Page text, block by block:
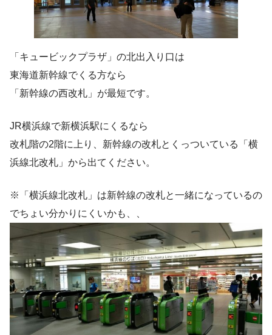
「キュービックプラザ」の北出入り口は
東海道新幹線でくる方なら
「新幹線の西改札」が最短です。
JR横浜線で新横浜駅にくるなら
改札階の2階に上り、新幹線の改札とくっついている「横
浜線北改札」から出てください。
※「横浜線北改札」は新幹線の改札と一緒になっているの
でちょい分かりにくいかも、、